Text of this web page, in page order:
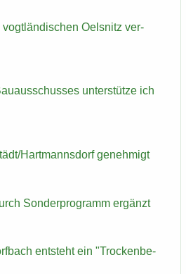
vogt­län­di­schen Oels­nitz ver­
un­ter­stüt­ze ich
Hart­manns­dorf ge­neh­migt
Son­der­pro­gramm er­gänzt
ent­steht ein "Tro­cken­be­